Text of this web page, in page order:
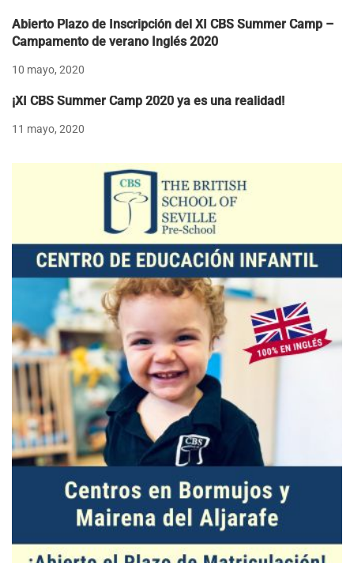
Abierto Plazo de Inscripción del XI CBS Summer Camp –
Campamento de verano Inglés 2020
10 mayo, 2020
¡XI CBS Summer Camp 2020 ya es una realidad!
11 mayo, 2020